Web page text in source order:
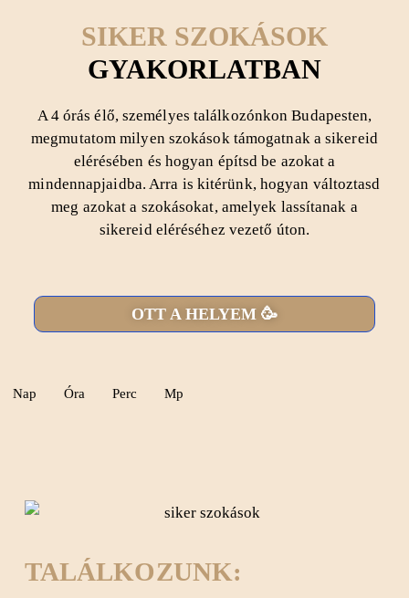
SIKER SZOKÁSOK
GYAKORLATBAN
A 4 órás élő, személyes találkozónkon Budapesten,
megmutatom milyen szokások támogatnak asikereid
elérésében és hogyan építsd be azokat a
mindennapjaidba. Arra is kitérünk, hogyan változtasd
meg azokat a szokásokat, amelyek lassítanak a
sikereid eléréséhez vezető úton.
OTT A HELYEM 🥳
Nap Óra Perc Mp
TALÁLKOZUNK: